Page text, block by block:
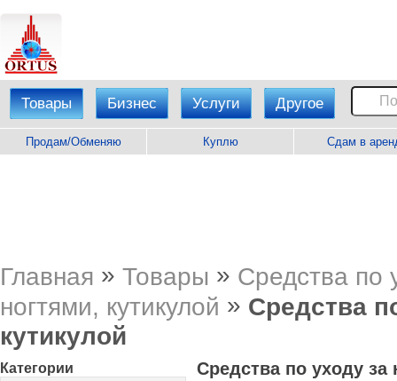
Товары Бизнес Услуги Другое
Продам/Обменяю Куплю Сдам в
Главная » Товары » Средства по
ногтями, кутикулой » Средства
кутикулой
Категории Средства по уходу за